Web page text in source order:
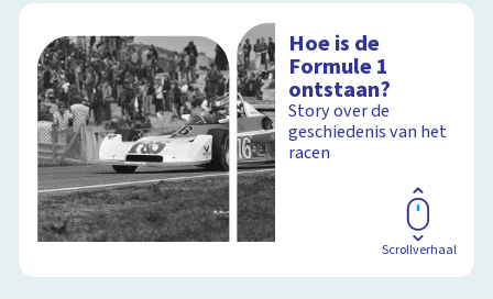
Hoe is de
Formule 1
ontstaan?
Story over de
geschiedenis van het
racen
Scrollverhaal